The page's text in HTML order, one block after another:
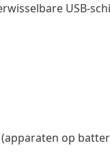
USB-
op